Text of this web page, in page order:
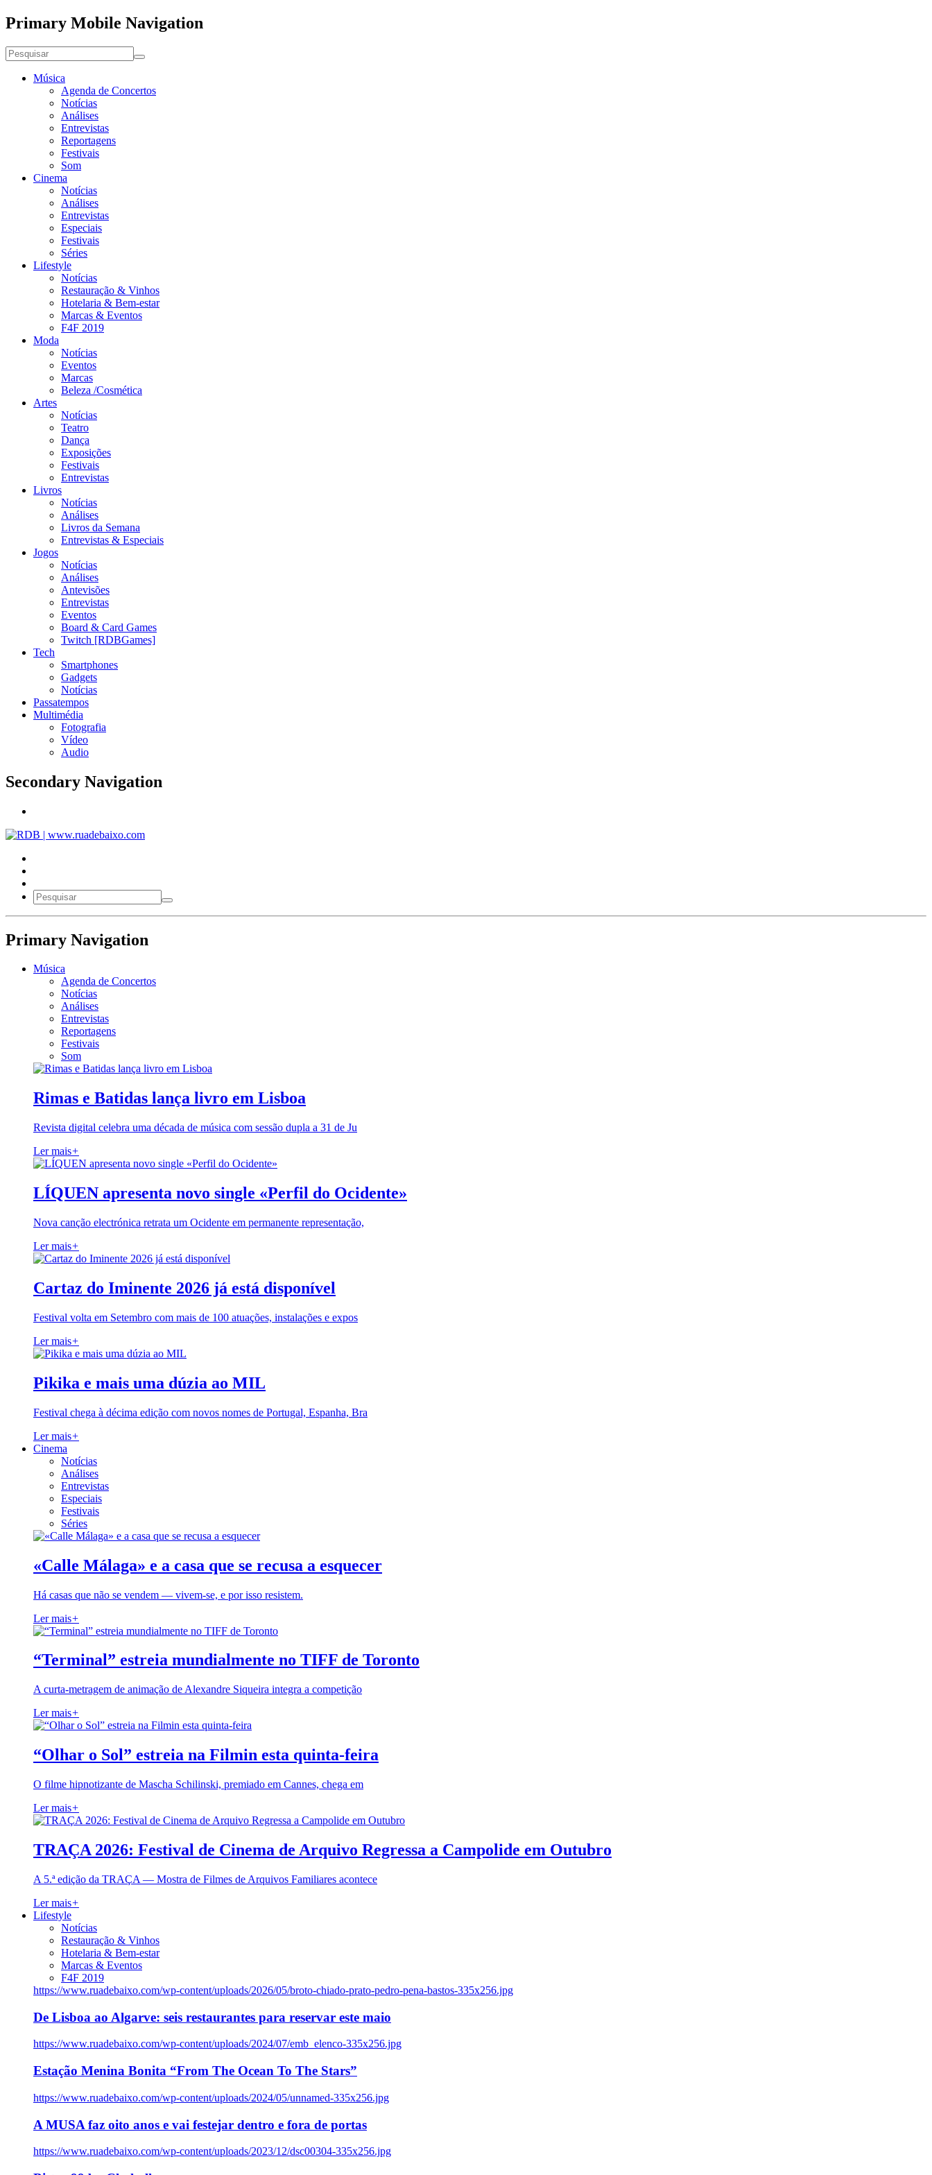
Primary Mobile Navigation
Música
Agenda de Concertos
Notícias
Análises
Entrevistas
Reportagens
Festivais
Som
Cinema
Notícias
Análises
Entrevistas
Especiais
Festivais
Séries
Lifestyle
Notícias
Restauração & Vinhos
Hotelaria & Bem-estar
Marcas & Eventos
F4F 2019
Moda
Notícias
Eventos
Marcas
Beleza /Cosmética
Artes
Notícias
Teatro
Dança
Exposições
Festivais
Entrevistas
Livros
Notícias
Análises
Livros da Semana
Entrevistas & Especiais
Jogos
Notícias
Análises
Antevisões
Entrevistas
Eventos
Board & Card Games
Twitch [RDBGames]
Tech
Smartphones
Gadgets
Notícias
Passatempos
Multimédia
Fotografia
Vídeo
Audio
Secondary Navigation
Primary Navigation
Música
Agenda de Concertos
Notícias
Análises
Entrevistas
Reportagens
Festivais
Som
Rimas e Batidas lança livro em Lisboa
Revista digital celebra uma década de música com sessão dupla a 31 de Ju
Ler mais+
LÍQUEN apresenta novo single «Perfil do Ocidente»
Nova canção electrónica retrata um Ocidente em permanente representação,
Ler mais+
Cartaz do Iminente 2026 já está disponível
Festival volta em Setembro com mais de 100 atuações, instalações e expos
Ler mais+
Pikika e mais uma dúzia ao MIL
Festival chega à décima edição com novos nomes de Portugal, Espanha, Bra
Ler mais+
Cinema
Notícias
Análises
Entrevistas
Especiais
Festivais
Séries
«Calle Málaga» e a casa que se recusa a esquecer
Há casas que não se vendem — vivem-se, e por isso resistem.
Ler mais+
“Terminal” estreia mundialmente no TIFF de Toronto
A curta-metragem de animação de Alexandre Siqueira integra a competição
Ler mais+
“Olhar o Sol” estreia na Filmin esta quinta-feira
O filme hipnotizante de Mascha Schilinski, premiado em Cannes, chega em
Ler mais+
TRAÇA 2026: Festival de Cinema de Arquivo Regressa a Campolide em Outubro
A 5.ª edição da TRAÇA — Mostra de Filmes de Arquivos Familiares acontece
Ler mais+
Lifestyle
Notícias
Restauração & Vinhos
Hotelaria & Bem-estar
Marcas & Eventos
F4F 2019
https://www.ruadebaixo.com/wp-content/uploads/2026/05/broto-chiado-prato-pedro-pena-bastos-335x256.jpg
De Lisboa ao Algarve: seis restaurantes para reservar este maio
https://www.ruadebaixo.com/wp-content/uploads/2024/07/emb_elenco-335x256.jpg
Estação Menina Bonita “From The Ocean To The Stars”
https://www.ruadebaixo.com/wp-content/uploads/2024/05/unnamed-335x256.jpg
A MUSA faz oito anos e vai festejar dentro e fora de portas
https://www.ruadebaixo.com/wp-content/uploads/2023/12/dsc00304-335x256.jpg